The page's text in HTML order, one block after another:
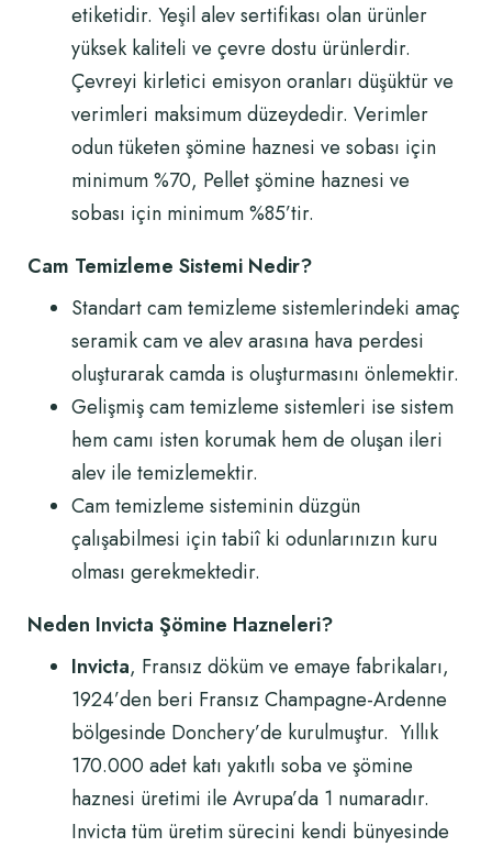
etiketidir. Yeşil alev sertifikası olan ürünler
yüksek kaliteli ve çevre dostu ürünlerdir.
Çevreyi kirletici emisyon oranları düşüktür ve
verimleri maksimum düzeydedir. Verimler
odun tüketen şömine haznesi ve sobası için
minimum %70, Pellet şömine haznesi ve
sobası için minimum %85’tir.
Cam Temizleme Sistemi Nedir?
Standart cam temizleme sistemlerindeki amaç
seramik cam ve alev arasına hava perdesi
oluşturarak camda is oluşturmasını önlemektir.
Gelişmiş cam temizleme sistemleri ise sistem
hem camı isten korumak hem de oluşan ileri
alev ile temizlemektir.
Cam temizleme sisteminin düzgün
çalışabilmesi için tabiî ki odunlarınızın kuru
olması gerekmektedir.
Neden Invicta Şömine Hazneleri?
Invicta, Fransız döküm ve emaye fabrikaları,
1924’den beri Fransız Champagne-Ardenne
bölgesinde Donchery’de kurulmuştur. Yıllık
170.000 adet katı yakıtlı soba ve şömine
haznesi üretimi ile Avrupa’da 1 numaradır.
Invicta tüm üretim sürecini kendi bünyesinde